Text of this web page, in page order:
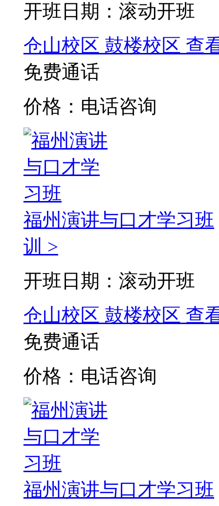
开班日期：滚动开班
仓山校区 鼓楼校区 查
免费通话
价格：电话咨询
福州演讲与口才学习班
训 >
开班日期：滚动开班
仓山校区 鼓楼校区 查
免费通话
价格：电话咨询
福州演讲与口才学习班